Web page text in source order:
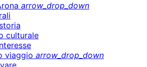
arrow_drop_down
culturale
viaggio arrow_drop_down